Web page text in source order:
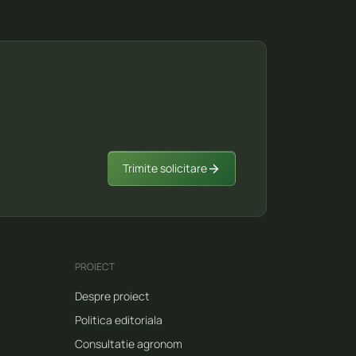
Trimite solicitare
PROIECT
Despre proiect
Politica editoriala
Consultatie agronom